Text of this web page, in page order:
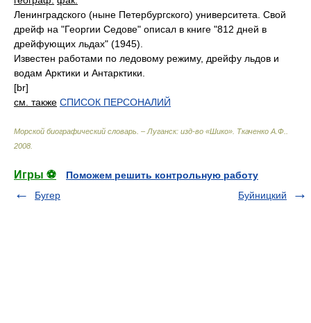
Ленинградского (ныне Петербургского) университета. Свой
дрейф на "Георгии Седове" описал в книге "812 дней в
дрейфующих льдах" (1945).
Известен работами по ледовому режиму, дрейфу льдов и
водам Арктики и Антарктики.
[br]
см. также СПИСОК ПЕРСОНАЛИЙ
Морской биографический словарь. – Луганск: изд-во «Шико» Ткаченко А.Ф.
2008
Игры ⚽
Поможем решить контрольную работу
Бугер
Буйницкий